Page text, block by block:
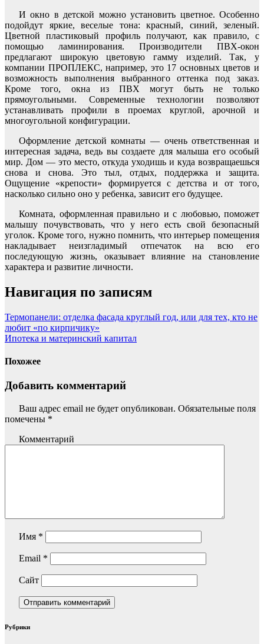
И окно в детской можно установить цветное. Особенно
подойдут яркие, веселые тона: красный, синий, зеленый.
Цветной пластиковый профиль получают, как правило, с
помощью ламинирования. Производители ПВХ-окон
предлагают широкую цветовую гамму изделий. Так, у
компании ПРОПЛЕКС, например, это 17 основных цветов и
возможность выполнения выбранного оттенка под заказ.
Кроме того, окна из ПВХ могут быть не только
прямоугольными. Современные технологии позволяют
устанавливать профили в проемах круглой, арочной и
многоугольной конфигурации.
Оформление детской комнаты — очень ответственная и
интересная задача, ведь вы создаете для малыша его особый
мир. Дом — это место, откуда уходишь и куда возвращаешься
снова и снова. Это тыл, отдых, поддержка и защита.
Ощущение «крепости» формируется с детства и от того,
насколько сильно оно у ребенка, зависит его будущее.
Комната, оформленная правильно и с любовью, поможет
малышу почувствовать, что у него есть свой безопасный
уголок. Кроме того, нужно помнить, что интерьер помещения
накладывает неизгладимый отпечаток на всю его
последующую жизнь, оказывает влияние на становление
характера и развитие личности.
Навигация по записям
Термопанели: отделка фасада круглый год, или для тех, кто не
любит «по кирпичику»
Ипотека и материнский капитал
Похожее
Добавить комментарий
Ваш адрес email не будет опубликован. Обязательные поля
помечены *
Комментарий
Имя *
Email *
Сайт
Рубрики